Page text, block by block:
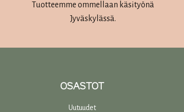
Tuotteemme ommellaan käsityönä
Jyväskylässä.
OSASTOT
Uutuudet